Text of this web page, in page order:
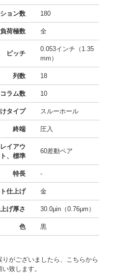
ョン数 180
負荷極数 全
ピッチ
0.053インチ（1.35
mm）
列数 18
コラム数 10
タイプ スルーホール
終端 圧入
イアウ
ト、標準
60差動ペア
特長 -
仕上げ 金
げ厚さ 30.0µin（0.76µm）
色 黒
りがございましたら、こちらから
致します。